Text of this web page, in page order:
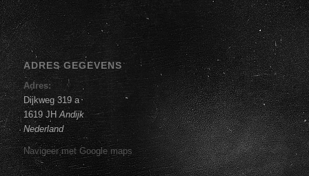
ADRES GEGEVENS
Adres:
Dijkweg 319 a
1619 JH Andijk
Nederland
Navigeer met Google maps